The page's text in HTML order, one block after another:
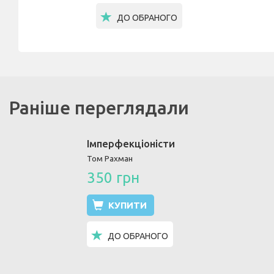
ДО ОБРАНОГО
Раніше переглядали
Імперфекціоністи
Том Рахман
350 грн
КУПИТИ
ДО ОБРАНОГО